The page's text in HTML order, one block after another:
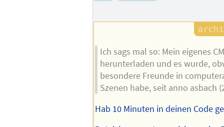
Ich sags mal so: Mein eigenes
herunterladen und es wurde,
besondere Freunde in
Szenen habe, seit anno asbach
Hab 10 Minuten in deinen Code